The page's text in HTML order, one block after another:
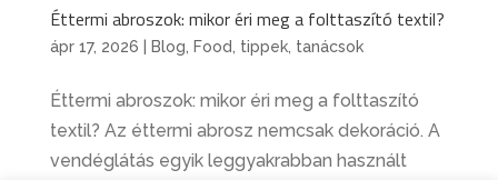
Éttermi abroszok: mikor éri meg a folttaszító textil?
ápr 17, 2026 Blog, Food, tippek, tanácsok
Éttermi abroszok: mikor éri meg a folttaszító
textil? Az éttermi abrosz nemcsak dekoráció. A
vendéglátás egyik leggyakrabban használt